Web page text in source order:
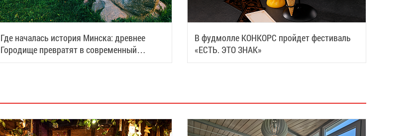
Где началась история Минска: древнее
Городище превратят в современный
туристический центр
В фудмолле КОНКОРС пройдет фестиваль
«ЕСТЬ. ЭТО ЗНАК»